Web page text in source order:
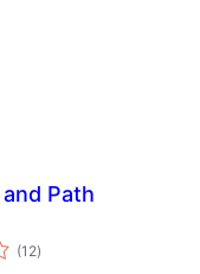
Path
(12總
評)